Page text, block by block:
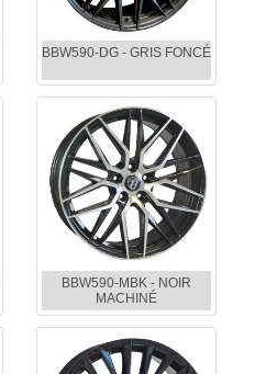
BBW590-DG - GRIS FONCÉ
BBW590-MBK - NOIR
MACHINÉ